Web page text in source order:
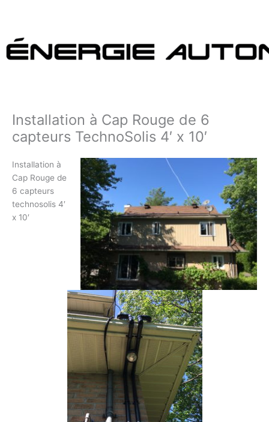
Installation à Cap Rouge de 6
capteurs TechnoSolis 4′ x 10′
Installation à
Cap Rouge de
6 capteurs
technosolis 4′
x 10′